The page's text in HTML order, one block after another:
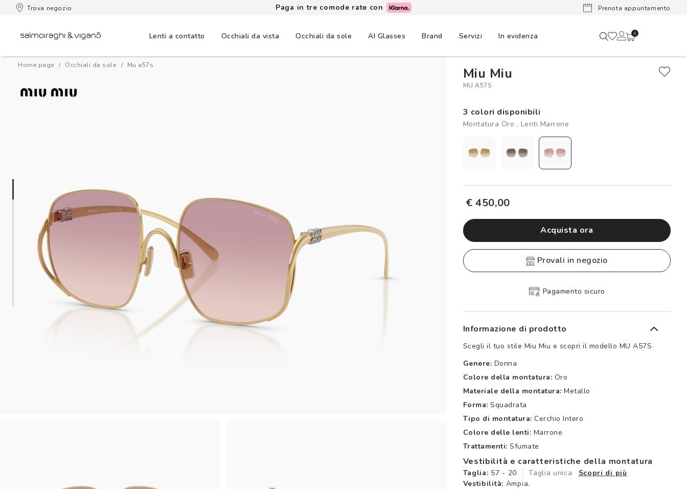
Trova negozio Paga in tre comode rate con Lenti a
Prenota appuntamento
Lenti a contatto Occhiali da vista Occhiali da sole AI Glasses Brand Servizi In evidenza 0
Home page Occhiali da sole mu a57s Miu Miu
MU A57S
3 colori disponibili
Montatura Oro , Lenti Marrone
€ 450,00
Acquista ora
provali in negozio
Spedizione sicura e gratuita, senza spesa minima Pagamento sicuro
Informazione di prodotto
Scegli il tuo stile Miu Miu e scopri il modello MU A57S
Genere: Donna
Colore della montatura: Oro
Materiale della montatura: Metallo
Forma: Squadrata
Tipo di montatura: Cerchio Intero
Colore delle lenti: Marrone
Trattamenti: Sfumate
Vestibilità e caratteristiche della montatura
Taglia: 57 - 20 Taglia unica
Scopri di più
Vestibilità: Ampia.